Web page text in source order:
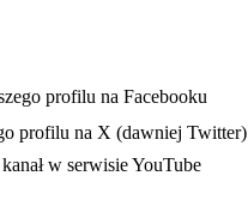
nowej karcieprofilu na Facebooku
profilu na X (dawniej Twitter)
nowej karciew serwisie YouTube